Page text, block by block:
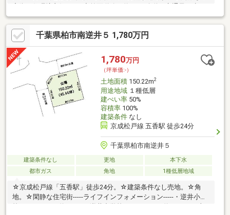
宅街で住環境良好です♪◆前面道路は約5.9ｍ公道、交通量が少な
く、交通災害リスクが低いです。◆バス便も利用可能です。東武
バス『桜土手』停まで徒歩5分、『金町』駅までバスで約9分で
す。≪お客様目線至上主義！≫弊社に購入相談するメリットは、
デメリットをハッキリ言うこと！不動産購入の不安をリード住宅
企画が解決いたします。住宅ローンのご相談も随時承っておりま
す。お気軽にお問い合わせくださいませ！
千葉県柏市南逆井５ 1,780万円
1,780万円
（坪単価:-）
土地面積150.22m2
用途地域１種低層
建ぺい率50%
容積率100%
建築条件なし
京成松戸線 五香駅 徒歩24分
千葉県柏市南逆井５
建築条件なし 更地
本下水
都市ガス
角地 1種低層地域
☆京成松戸線「五香駅」徒歩24分。☆建築条件なし売地。☆角
地。☆閑静な住宅街-----ライフインフォメーション-----・逆井小学
校 約965ｍ・逆井中学校 約1555ｍ・土